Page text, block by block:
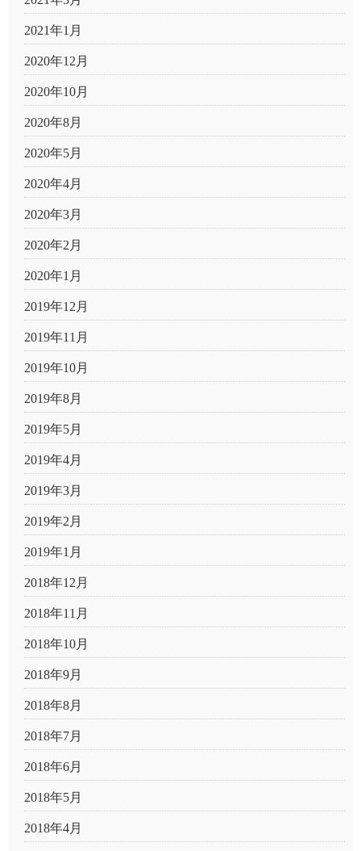
2021年1月
2020年12月
2020年10月
2020年8月
2020年5月
2020年4月
2020年3月
2020年2月
2020年1月
2019年12月
2019年11月
2019年10月
2019年8月
2019年5月
2019年4月
2019年3月
2019年2月
2019年1月
2018年12月
2018年11月
2018年10月
2018年9月
2018年8月
2018年7月
2018年6月
2018年5月
2018年4月